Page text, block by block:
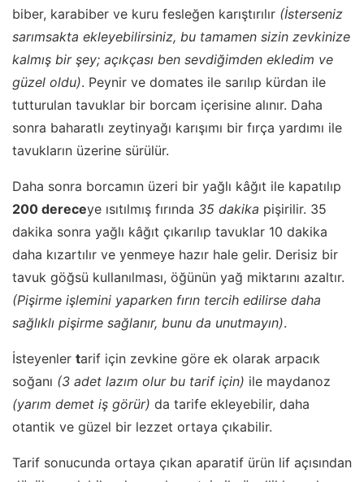
biber, karabiber ve kuru fesleğen karıştırılır (İsterseniz
sarımsakta ekleyebilirsiniz, bu tamamen sizin zevkinize
kalmış bir şey; açıkçası ben sevdiğimden ekledim ve
güzel oldu). Peynir ve domates ile sarılıp kürdan ile
tutturulan tavuklar bir borcam içerisine alınır. Daha
sonra baharatlı zeytinyağı karışımı bir fırça yardımı ile
tavukların üzerine sürülür.
Daha sonra borcamın üzeri bir yağlı kâğıt ile kapatılıp
200 dereceye ısıtılmış fırında 35 dakika pişirilir. 35
dakika sonra yağlı kâğıt çıkarılıp tavuklar 10 dakika
daha kızartılır ve yenmeye hazır hale gelir. Derisiz bir
tavuk göğsü kullanılması, öğünün yağ miktarını azaltır.
(Pişirme işlemini yaparken fırın tercih edilirse daha
sağlıklı pişirme sağlanır, bunu da unutmayın).
İsteyenler tarif için zevkine göre ek olarak arpacık
soğanı (3 adet lazım olur bu tarif için) ile maydanoz
(yarım demet iş görür) da tarife ekleyebilir, daha
otantik ve güzel bir lezzet ortaya çıkabilir.
Tarif sonucunda ortaya çıkan aparatif ürün lif açısından